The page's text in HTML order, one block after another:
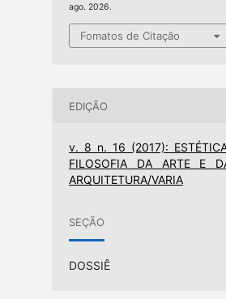
ago. 2026.
Fomatos de Citação
EDIÇÃO
v. 8 n. 16 (2017):
FILOSOFIA DA ARTE E
ARQUITETURA/VARIA
SEÇÃO
DOSSIÊ